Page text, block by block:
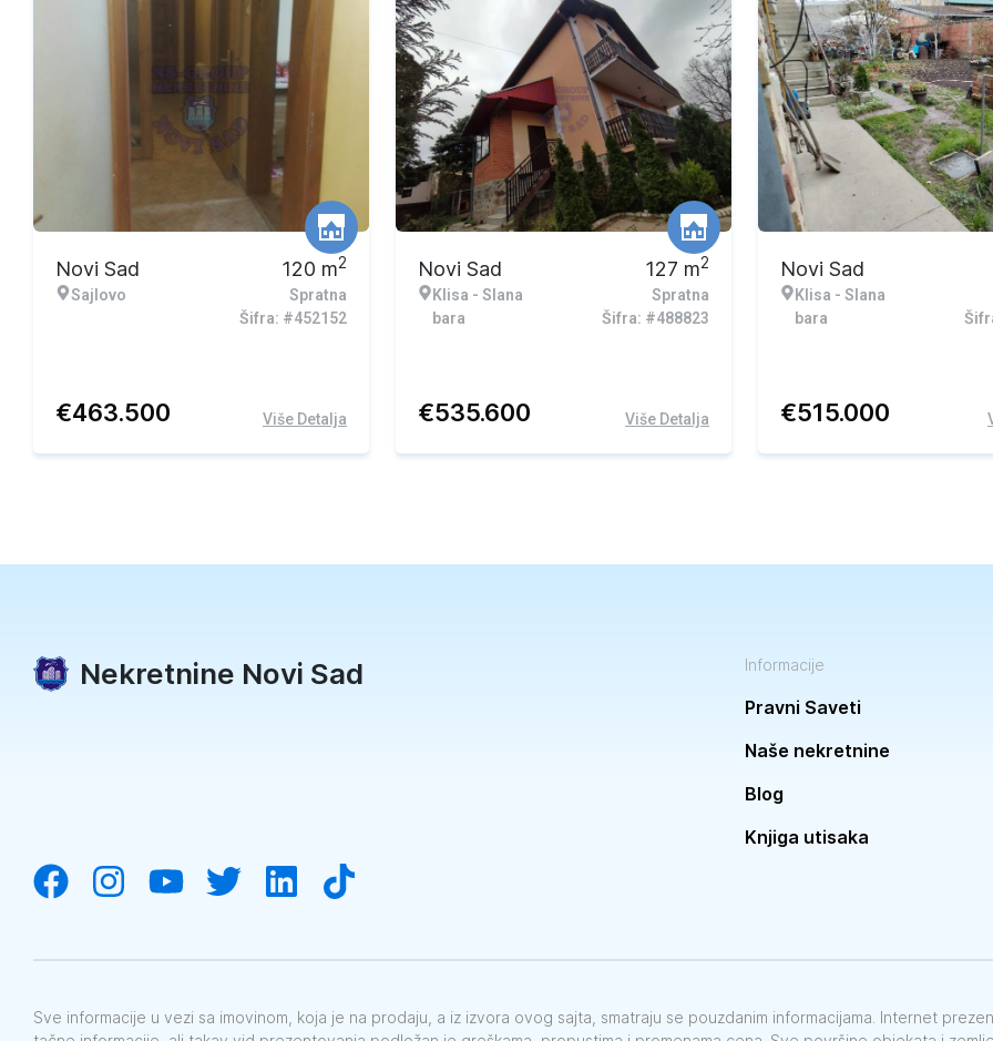
Novi Sad
Sajlovo
120 m2
Spratna
Šifra: #452152
€463.500 Više Detalja
Novi Sad
Klisa - Slana
bara
127 m2
Spratna
Šifra: #488823
€535.600 Više Detalja
Novi Sad
Klisa - Slana
bara
€515.000
Nekretnine Novi Sad Informacije
Pravni Saveti
Naše nekretnine
Blog
Knjiga utisaka
Sve informacije u vezi sa imovinom, koja je na prodaju, a iz izvora ovog sajta, smatraju se pouzdanim informacijama. Internet